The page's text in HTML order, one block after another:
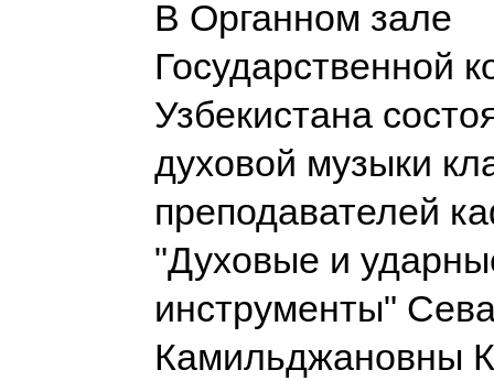
В Органном зале
Государственной
Узбекистана
духовой музыки
преподавателей
"Духовые и
инструменты"
Камильджановны